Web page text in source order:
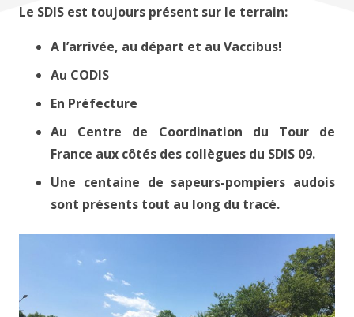
Le SDIS est toujours présent sur le terrain:
A l’arrivée, au départ et au Vaccibus!
Au CODIS
En Préfecture
Au Centre de Coordination du Tour de
France aux côtés des collègues du SDIS 09.
Une centaine de sapeurs-pompiers audois
sont présents tout au long du tracé.